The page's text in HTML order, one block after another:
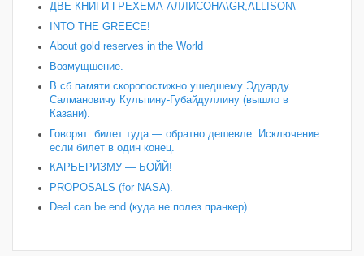
ДВЕ КНИГИ ГРЕХЕМА АЛЛИСОНА\GR,ALLISON\
INTO THE GREECE!
About gold reserves in the World
Возмущшение.
В сб.памяти скоропостижно ушедшему Эдуарду
Салмановичу Кульпину-Губайдуллину (вышло в
Казани).
Говорят: билет туда — обратно дешевле. Исключение:
если билет в один конец.
КАРЬЕРИЗМУ — БОЙЙ!
PROPOSALS (for NASA).
Deal can be end (куда не полез пранкер).